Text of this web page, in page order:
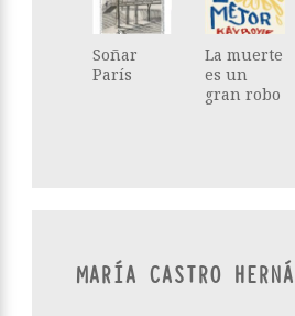
Soñar
París
La muerte
es un
gran robo
MARÍA CASTRO